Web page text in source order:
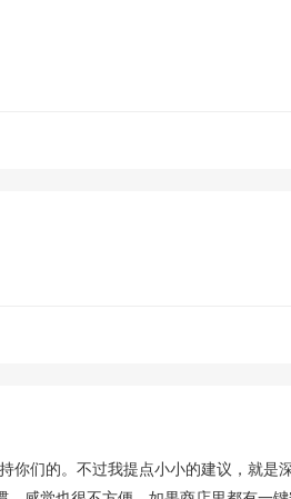
你们的。不过我提点小小的建议，就是